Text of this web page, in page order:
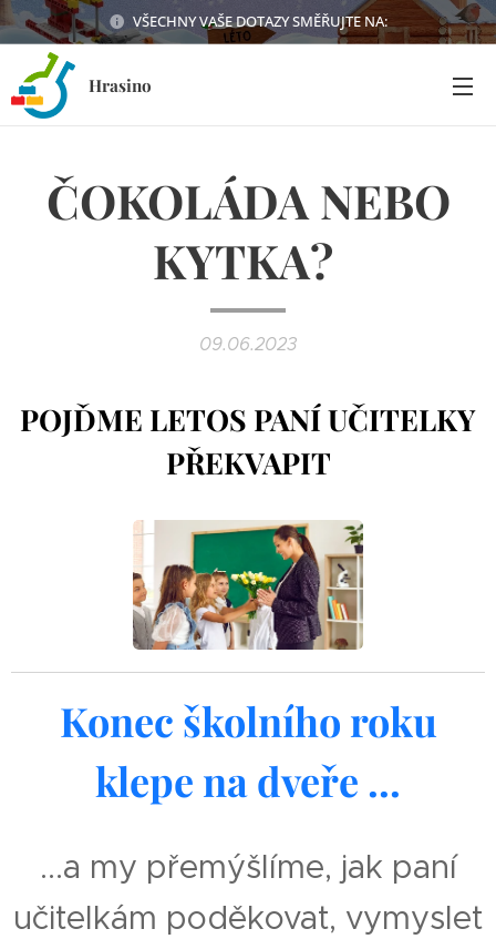
VŠECHNY VAŠE DOTAZY SMĚŘUJTE NA:
Hrasino
ČOKOLÁDA NEBO
KYTKA?
09.06.2023
POJĎME LETOS PANÍ UČITELKY
PŘEKVAPIT
Konec školního roku
klepe na dveře ...
...a my přemýšlíme, jak paní
učitelkám poděkovat, vymyslet